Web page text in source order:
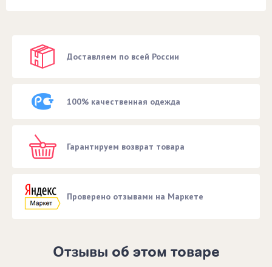
Доставляем по всей России
100% качественная одежда
Гарантируем возврат товара
Проверено отзывами на Маркете
Отзывы об этом товаре